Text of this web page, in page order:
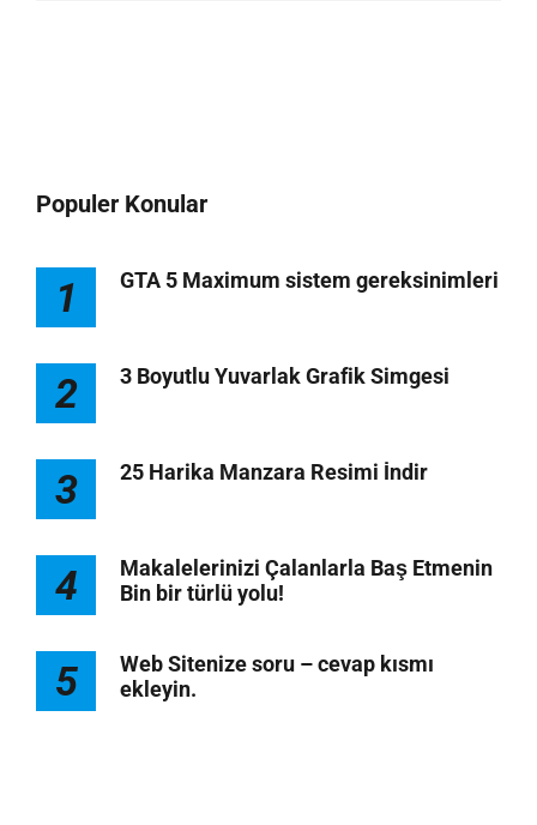
Populer Konular
1 GTA 5 Maximum sistem gereksinimleri
2 3 Boyutlu Yuvarlak Grafik Simgesi
3 25 Harika Manzara Resimi İndir
4
Makalelerinizi Çalanlarla Baş Etmenin
Bin bir türlü yolu!
5
Web Sitenize soru – cevap kısmı
ekleyin.